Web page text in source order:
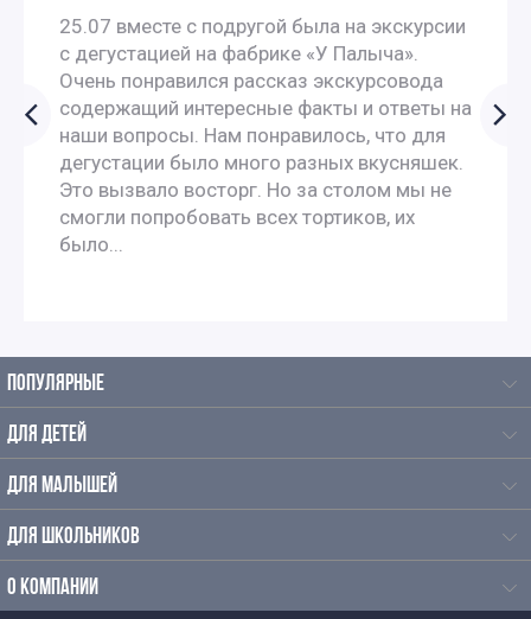
Недорогие экскурсии для пенсионеров
Экскурсии выходного дня для пенсионеров
Исторические экскурсии для школьников
Экскурсии для школьников летом
Экскурсии для школьников по истории
Интересные экскурсии в Москве для взрослых
25.07 вместе с подругой была на экскурсии
с дегустацией на фабрике «У Палыча».
Очень понравился рассказ экскурсовода
содержащий интересные факты и ответы на
наши вопросы. Нам понравилось, что для
дегустации было много разных вкусняшек.
Это вызвало восторг. Но за столом мы не
смогли попробовать всех тортиков, их
было...
ПОПУЛЯРНЫЕ
ДЛЯ ДЕТЕЙ
ДЛЯ МАЛЫШЕЙ
ДЛЯ ШКОЛЬНИКОВ
О КОМПАНИИ